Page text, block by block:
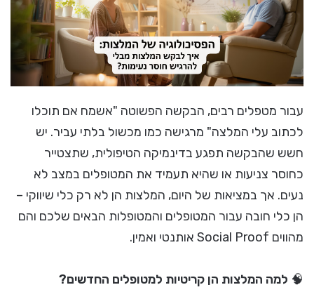
עבור מטפלים רבים, הבקשה הפשוטה "אשמח אם תוכלו
לכתוב עלי המלצה" מרגישה כמו מכשול בלתי עביר. יש
חשש שהבקשה תפגע בדינמיקה הטיפולית, שתצטייר
כחוסר צניעות או שהיא תעמיד את המטופלים במצב לא
נעים. אך במציאות של היום, המלצות הן לא רק כלי שיווקי –
הן כלי חובה עבור המטופלים והמטופלות הבאים שלכם והם
מהווים Social Proof אותנטי ואמין.
🧠 למה המלצות הן קריטיות למטופלים החדשים?